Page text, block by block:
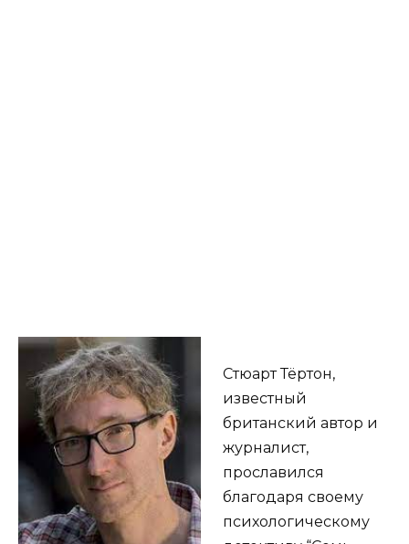
Стюарт Тёртон,
известный
британский автор и
журналист,
прославился
благодаря своему
психологическому